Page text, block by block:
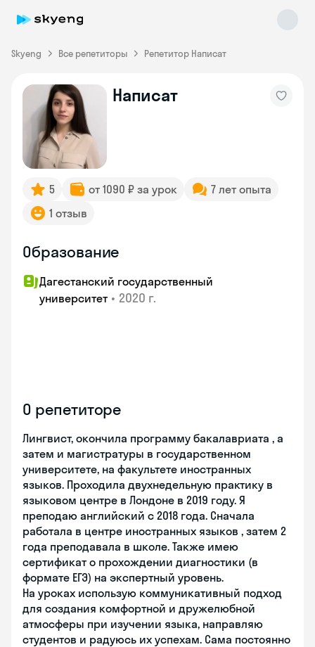
Skyeng Все репетиторы Репетитор Написат
Написат
5 от 1090 ₽ за урок
7 лет опыта
1 отзыв
Образование
Дагестанский государственный
университет • 2020 г.
О репетиторе
Лингвист, окончила программу бакалавриата , а
затем и магистратуры в государственном
университете, на факультете иностранных
языков. Проходила двухнедельную практику в
языковом центре в Лондоне в 2019 году. Я
преподаю английский с 2018 года. Сначала
работала в центре иностранных языков , затем 2
года преподавала в школе. Также имею
сертификат о прохождении диагностики (в
формате ЕГЭ) на экспертный уровень.
На уроках использую коммуникативный подход
для создания комфортной и дружелюбной
атмосферы при изучении языка, направляю
студентов и радуюсь их успехам. Сама постоянно
Skyeng Chat
online